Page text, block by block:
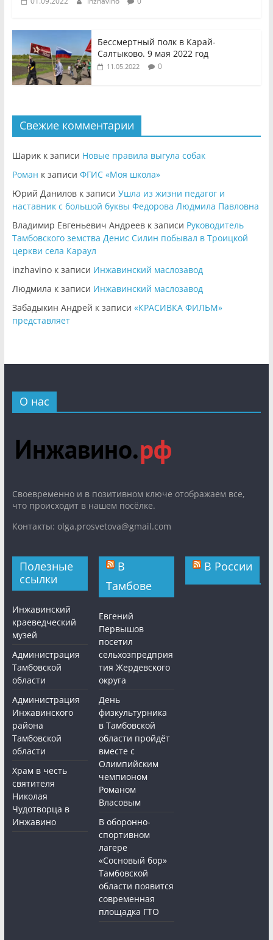
Бессмертный полк в Карай-
Салтыково. 9 мая 2022 год
11.05.2022 0
Свежие комментарии
Шарикк записи Новые правила выгула собак
Роман к записи ФГИС «Моя школа»
Юрий Даниловк записи Ушла из жизни педагог и
наставник с большой буквы Федорова Людмила Павловна
Владимир Евгеньевич Андреевк записи Руководитель
Тамбовского земства Денис Силин побывал в Троицкой
церкви села Караул
inzhavinoк записи Инжавинский маслозавод
Людмила к записи Инжавинский маслозавод
Забадыкин Андрей к записи «КРАСИВКА ФИЛЬМ»
представляет
О нас
Cвоевременно и в позитивном ключе отображаем все,
что происходит в нашем посёлке.
Контакты: olga.prosvetova@gmail.com
Полезные
ссылки
Инжавинский
краеведческий
музей
Администрация
Тамбовской
области
Администрация
Инжавинского
района
Тамбовской
области
Храм в честь
святителя
Николая
Чудотворца в
Инжавино
В
Тамбове
Евгений
Первышов
посетил
сельхозпредприя
тия Жердевского
округа
День
физкультурника
в Тамбовской
области пройдёт
вместе с
Олимпийским
чемпионом
Романом
Власовым
В оборонно-
спортивном
лагере
«Сосновый бор»
Тамбовской
области появится
современная
площадка ГТО
В России